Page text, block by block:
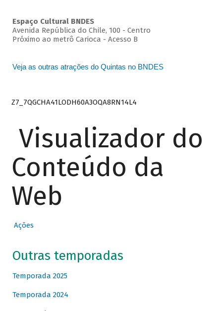
Espaço Cultural BNDES
Avenida República do Chile, 100 - Centro
Próximo ao metrô Carioca - Acesso B
Veja as outras atrações do Quintas no BNDES
Z7_7QGCHA41LODH60A3OQA8RN14L4
Visualizador do
Conteúdo da
Web
Ações
Outras temporadas
Temporada 2025
Temporada 2024